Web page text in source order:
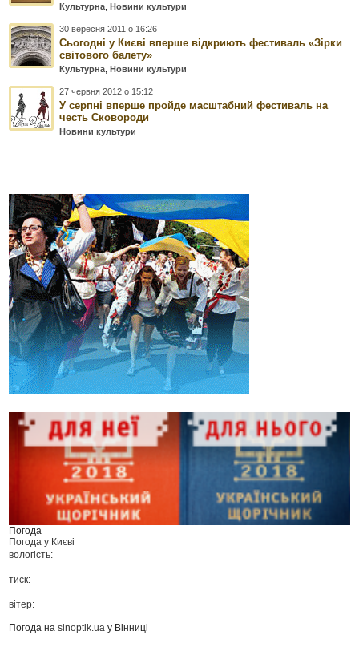
Культурна ,Новини культури
30 вересня 2011 о 16:26
Сьогодні у Києві вперше відкриють фестиваль «Зірки
світового балету»
Культурна ,Новини культури
27 червня 2012 о 15:12
У серпні вперше пройде масштабний фестиваль на
честь Сковороди
Новини культури
Погода
Погода у Києві
вологість:
тиск:
вітер:
Погода наsinoptik.ua у Вінниці